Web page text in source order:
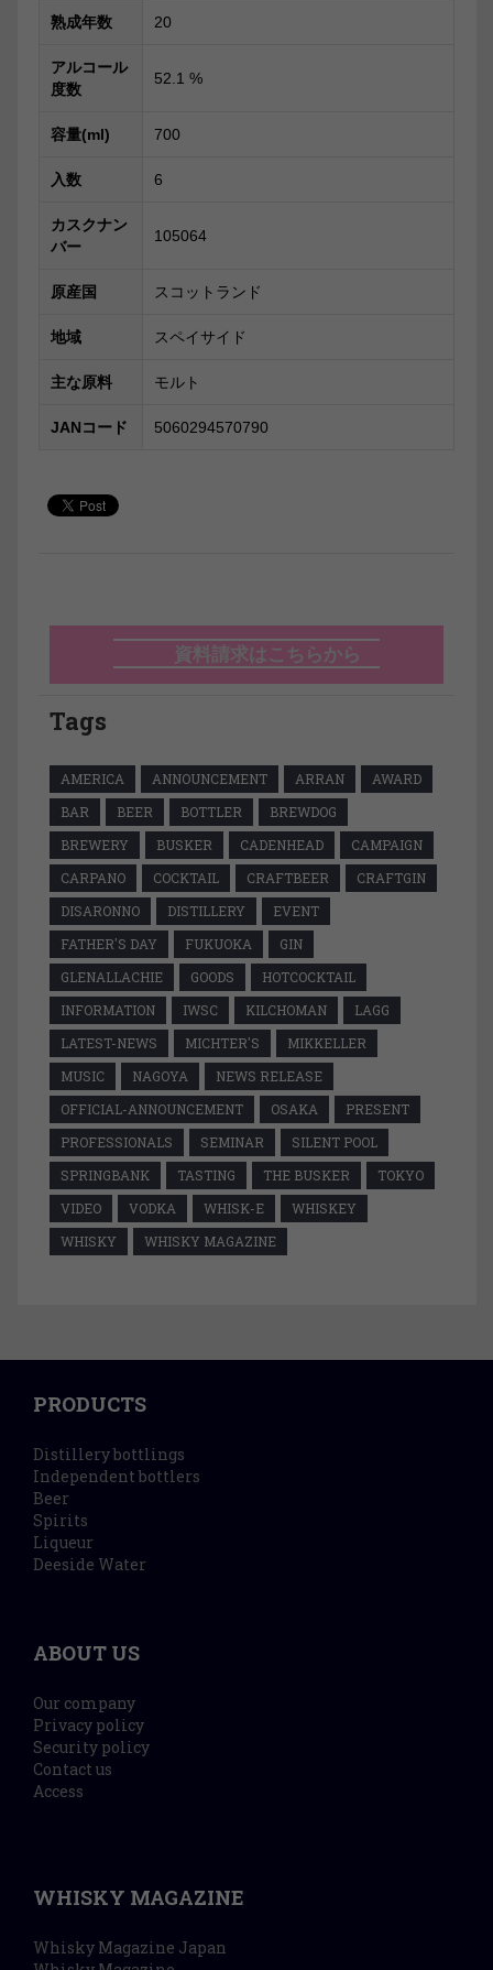
熟成年数 20
アルコール
度数
52.1 %
容量(ml) 700
入数 6
カスクナン
バー
105064
原産国 スコットランド
地域 スペイサイド
主な原料 モルト
JANコード 5060294570790
資料請求はこちらから
Tags
AMERICA ANNOUNCEMENT ARRAN
AWARD
BAR
BEER BOTTLER
BREWDOG
BREWERY
BUSKER CADENHEAD
CAMPAIGN
CARPANO
COCKTAIL CRAFTBEER
CRAFTGIN
DISARONNO
DISTILLERY
EVENT
FATHER'S DAY
FUKUOKA
GIN
GLENALLACHIE
GOODS
HOTCOCKTAIL
INFORMATION
IWSC KILCHOMAN
LAGG
LATEST-NEWS
MICHTER'S
MIKKELLER
MUSIC
NAGOYA
NEWS RELEASE
OFFICIAL-ANNOUNCEMENT
OSAKA
PRESENT
PROFESSIONALS
SEMINAR
SILENT POOL
SPRINGBANK
TASTING THE BUSKER
TOKYO
VIDEO
VODKA WHISK-E
WHISKEY
WHISKY
WHISKY MAGAZINE
PRODUCTS
Distillery bottlings
Independent bottlers
Beer
Spirits
Liqueur
Deeside Water
ABOUT US
Our company
Privacy policy
Security policy
Contact us
Access
WHISKY MAGAZINE
Whisky Magazine Japan